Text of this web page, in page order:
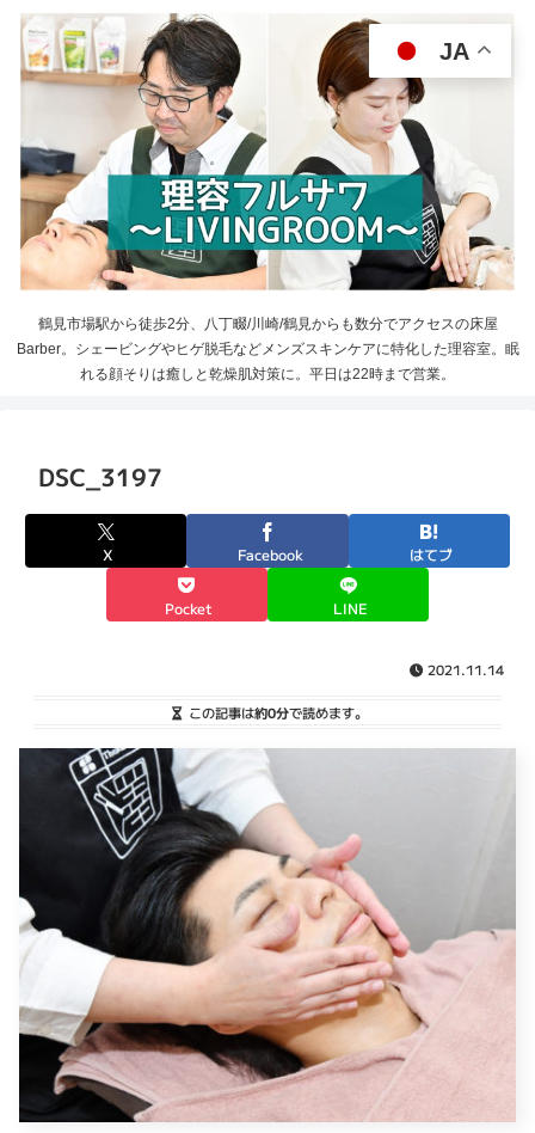
鶴見市場駅から徒歩2分、八丁畷/川崎/鶴見からも数分でアクセスの床屋
Barber。シェービングやヒゲ脱毛などメンズスキンケアに特化した理容室。眠
れる顔そりは癒しと乾燥肌対策に。平日は22時まで営業。
DSC_3197
X Facebook はてブ
Pocket LINE
2021.11.14
この記事は約0分で読めます。
JA